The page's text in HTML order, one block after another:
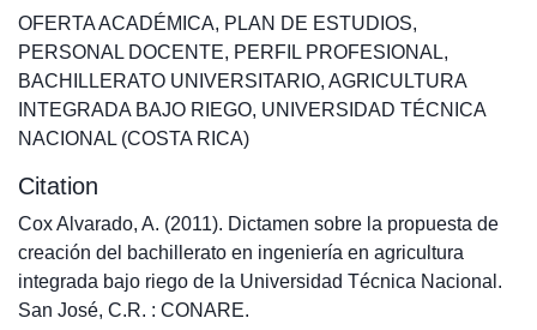
OFERTA ACADÉMICA, PLAN DE ESTUDIOS,
PERSONAL DOCENTE, PERFIL PROFESIONAL,
BACHILLERATO UNIVERSITARIO, AGRICULTURA
INTEGRADA BAJO RIEGO, UNIVERSIDAD TÉCNICA
NACIONAL (COSTA RICA)
Citation
Cox Alvarado, A. (2011). Dictamen sobre la propuesta de
creación del bachillerato en ingeniería en agricultura
integrada bajo riego de la Universidad Técnica Nacional.
San José, C.R. : CONARE.